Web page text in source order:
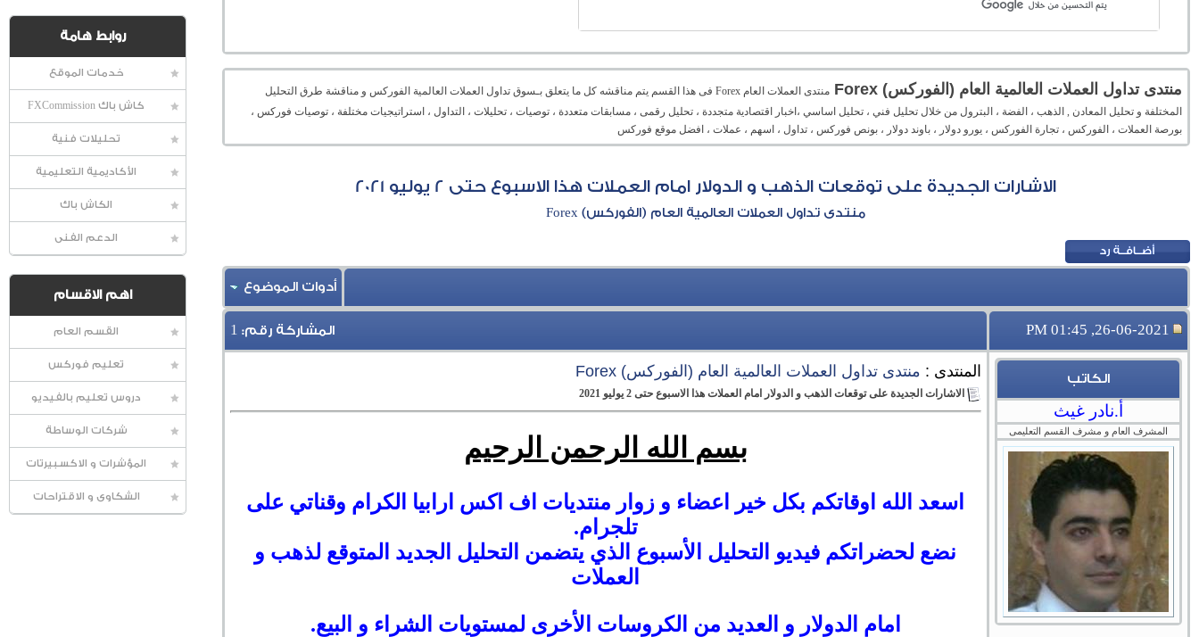
روابط هامة
خدمات الموقع
كاش باك FXCommission
تحليلات فنية
الأكاديمية التعليمية
الكاش باك
الدعم الفنى
اهم الاقسام
القسم العام
تعليم فوركس
دروس تعليم بالفيديو
شركات الوساطة
المؤشرات و الاكسبيرتات
الشكاوى و الاقتراحات
منتدى تداول العملات العالمية العام (الفوركس) Forex
منتدى العملات العام Forex فى هذا القسم يتم مناقشه كل ما يتعلق بـسوق تداول العملات العالمية الفوركس و مناقشة طرق التحليل
المختلفة و تحليل المعادن , الذهب ، الفضة ، البترول من خلال تحليل فني ، تحليل اساسي ،اخبار اقتصادية متجددة ، تحليل رقمى ، مسابقات متعددة ، توصيات ، تحليلات ، التداول ، استراتيجيات مختلفة ، توصيات فوركس ،
بورصة العملات ، الفوركس ، تجارة الفوركس ، يورو دولار ، باوند دولار ، بونص فوركس ، تداول ، اسهم ، عملات ، افضل موقع فوركس
الاشارات الجديدة على توقعات الذهب و الدولار امام العملات هذا الاسبوع حتى 2 يوليو 2021
منتدى تداول العملات العالمية العام (الفوركس) Forex
أدوات الموضوع
26-06-2021, 01:45 PM المشاركة رقم: 1
الكاتب
أ.نادر غيث
المشرف العام و مشرف القسم التعليمى
المنتدى : منتدى تداول العملات العالمية العام (الفوركس) Forex
الاشارات الجديدة على توقعات الذهب و الدولار امام العملات هذا الاسبوع حتى 2 يوليو 2021
بسم الله الرحمن الرحيم
اسعد الله اوقاتكم بكل خير اعضاء و زوار منتديات اف اكس ارابيا الكرام وقناتي على
تلجرام.
نضع لحضراتكم فيديو التحليل الأسبوع الذي يتضمن التحليل الجديد المتوقع لذهب و
العملات
امام الدولار و العديد من الكروسات الأخرى لمستويات الشراء و البيع.